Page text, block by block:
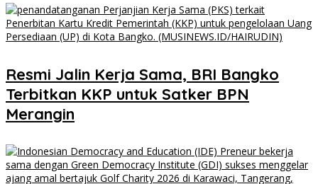
​Resmi Jalin Kerja Sama, BRI Bangko
Terbitkan KKP untuk Satker BPN
Merangin